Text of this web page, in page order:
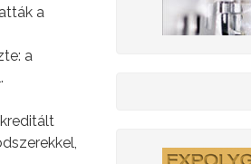
a
a